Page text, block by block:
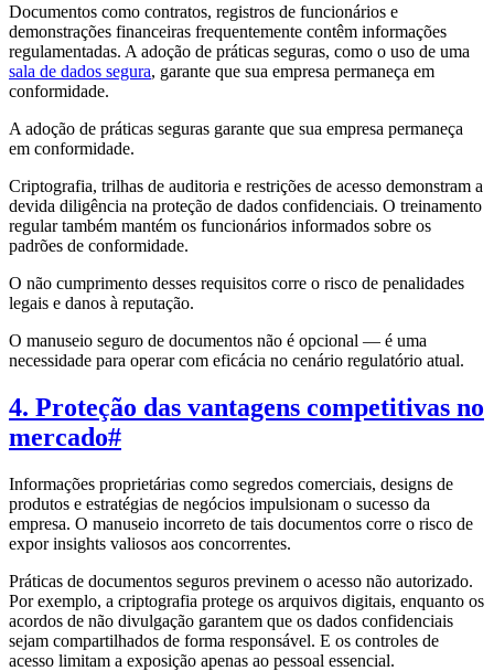
Documentos como contratos, registros de funcionários e
demonstrações financeiras frequentemente contêm informações
regulamentadas. A adoção de práticas seguras, como o uso de uma
sala de dados segura, garante que sua empresa permaneça em
conformidade.
A adoção de práticas seguras garante que sua empresa permaneça
em conformidade.
Criptografia, trilhas de auditoria e restrições de acesso demonstram a
devida diligência na proteção de dados confidenciais. O treinamento
regular também mantém os funcionários informados sobre os
padrões de conformidade.
O não cumprimento desses requisitos corre o risco de penalidades
legais e danos à reputação.
O manuseio seguro de documentos não é opcional — é uma
necessidade para operar com eficácia no cenário regulatório atual.
4. Proteção das vantagens competitivas no
mercado#
Informações proprietárias como segredos comerciais, designs de
produtos e estratégias de negócios impulsionam o sucesso da
empresa. O manuseio incorreto de tais documentos corre o risco de
expor insights valiosos aos concorrentes.
Práticas de documentos seguros previnem o acesso não autorizado.
Por exemplo, a criptografia protege os arquivos digitais, enquanto os
acordos de não divulgação garantem que os dados confidenciais
sejam compartilhados de forma responsável. E os controles de
acesso limitam a exposição apenas ao pessoal essencial.